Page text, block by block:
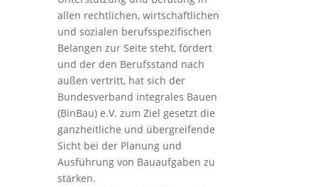
allen rechtlichen, wirtschaftlichen
und sozialen berufsspezifischen
Belangen zur Seite steht, fördert
und der den Berufsstand nach
außen vertritt, hat sich der
Bundesverband integrales Bauen
(BinBau) e.V. zum Ziel gesetzt die
ganzheitliche und übergreifende
Sicht bei der Planung und
Ausführung von Bauaufgaben zu
stärken.